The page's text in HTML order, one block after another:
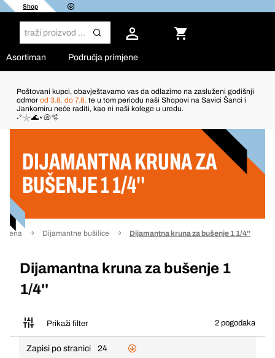
Shop
Asortiman Područja primjene
Poštovani kupci, obavještavamo vas da odlazimo na zasluženi godišnji
odmor od 3.8. do 7.8. te u tom periodu naši Shopovi na Savici Šanci i
Jankomiru neće raditi, kao ni naši kolege u uredu.
˖°𓇼🌊⋆🐚🫧
DIJAMANTNA KRUNA ZA
BUŠENJE 1 1/4''
Dijamantne bušilice Dijamantna kruna za bušenje 1 1/4''
Dijamantna kruna za bušenje 1
1/4''
Prikaži filter 2 pogodaka
Filter
Zapisi po stranici
24